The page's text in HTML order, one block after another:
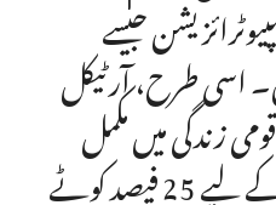
جیسے
اسی طرح، آرٹیکل
زندگی میں مکمل
شمولیت کو یقینی بنانے کے لیے 25 فیصد کوٹے